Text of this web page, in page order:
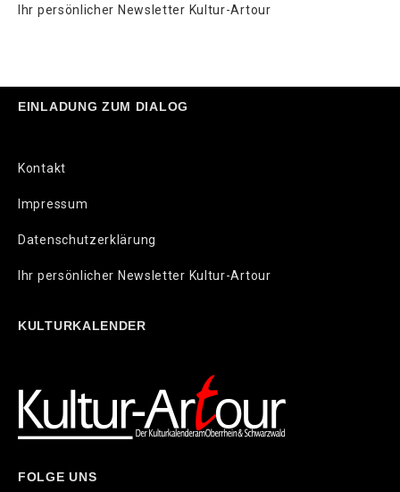
Ihr persönlicher Newsletter Kultur-Artour
EINLADUNG ZUM DIALOG
Kontakt
Impressum
Datenschutzerklärung
Ihr persönlicher Newsletter Kultur-Artour
KULTURKALENDER
FOLGE UNS